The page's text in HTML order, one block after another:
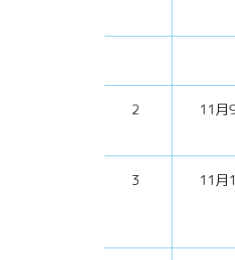
2 11月
3 11月